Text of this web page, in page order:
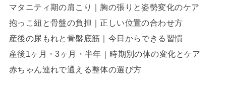
マタニティ期の肩こり｜胸の張りと姿勢変化のケア
抱っこ紐と骨盤の負担｜正しい位置の合わせ方
産後の尿もれと骨盤底筋｜今日からできる習慣
産後1ヶ月・3ヶ月・半年｜時期別の体の変化とケア
赤ちゃん連れで通える整体の選び方